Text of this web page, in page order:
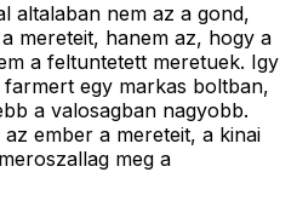
altalaban nem az a gond,
mereteit, hanem az, hogy a
a feltuntetett meretuek. Igy
egy markas boltban,
a valosagban nagyobb.
ember a mereteit, a kinai
meg a